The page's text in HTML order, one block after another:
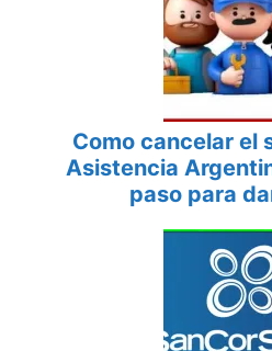
Como cancelar el
Asistencia
paso para